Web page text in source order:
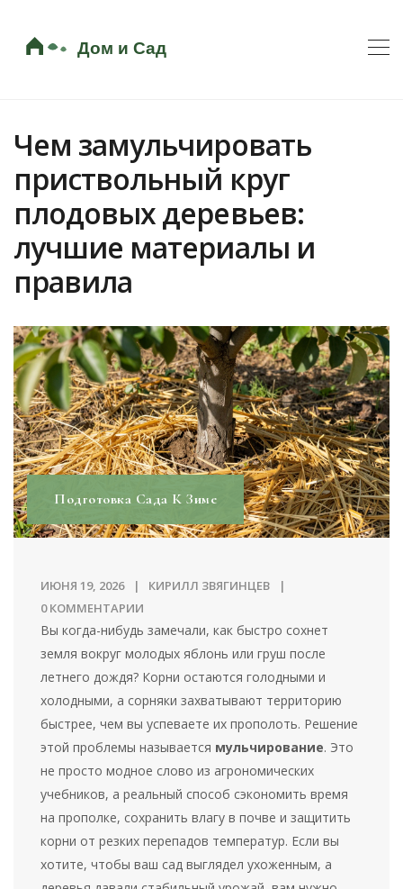
Чем замульчировать
приствольный круг
плодовых деревьев:
лучшие материалы и
правила
Подготовка Сада К Зиме
ИЮНЯ 19, 2026
КИРИЛЛ ЗВЯГИНЦЕВ
0 КОММЕНТАРИИ
Вы когда-нибудь замечали, как быстро сохнет
земля вокруг молодых яблонь или груш после
летнего дождя? Корни остаются голодными и
холодными, а сорняки захватывают территорию
быстрее, чем вы успеваете их прополоть. Решение
этой проблемы называется мульчирование. Это
не просто модное слово из агрономических
учебников, а реальный способ сэкономить время
на прополке, сохранить влагу в почве и защитить
корни от резких перепадов температур. Если вы
хотите, чтобы ваш сад выглядел ухоженным, а